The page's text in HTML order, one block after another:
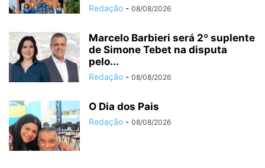
Redação - 08/08/2026
Marcelo Barbieri será 2º suplente
de Simone Tebet na disputa
pelo...
Redação - 08/08/2026
O Dia dos Pais
Redação - 08/08/2026